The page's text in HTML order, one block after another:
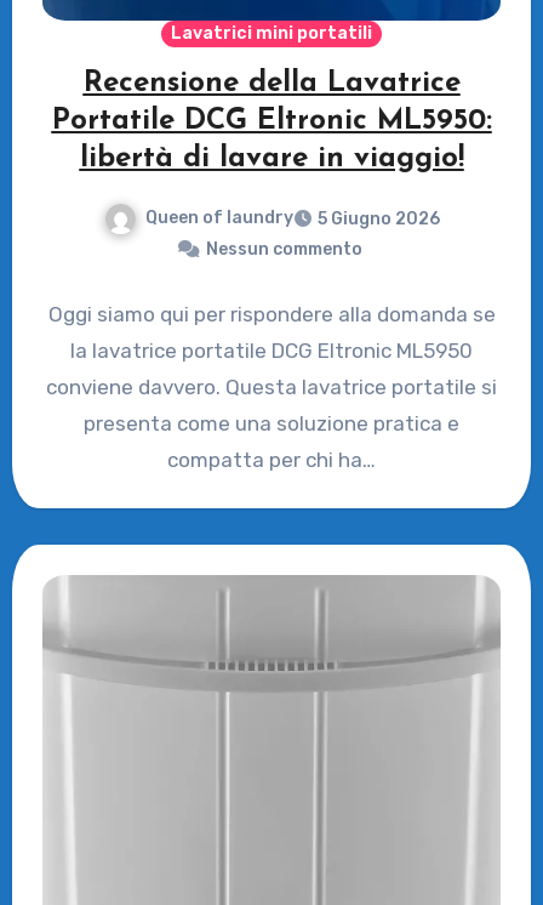
Lavatrici mini portatili
Recensione della Lavatrice
Portatile DCG Eltronic ML5950:
libertà di lavare in viaggio!
Queen of laundry
5 Giugno 2026
Nessun commento
Oggi siamo qui per rispondere alla domanda se
la lavatrice portatile DCG Eltronic ML5950
conviene davvero. Questa lavatrice portatile si
presenta come una soluzione pratica e
compatta per chi ha…